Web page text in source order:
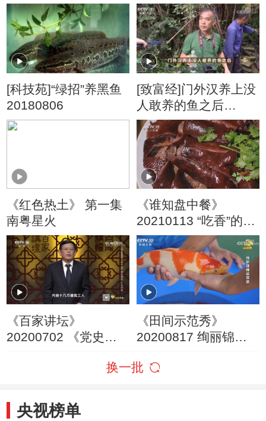
[科技苑]“绿招”养黑鱼
20180806
[致富经]门外汉养上没
人敢养的鱼之后
20171030
《红色热土》 第一集
南粤星火
《谁知盘中餐》
20210113 “吃香”的丑
大鹅
《百家讲坛》
20200702 《党史故
《田间示范秀》
20200817 绚丽锦鲤
换一批
央视榜单